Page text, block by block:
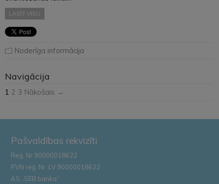
LASĪT VISU
Noderīga informācija
Navigācija
1 2 3 Nākošais →
Pašvaldības rekvizīti
Reģ. Nr.90000018622
PVN reģ. Nr. LV 90000018622
AS „SEB banka”